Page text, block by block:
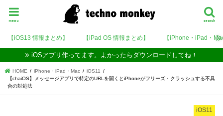
search
menu
【iOS13 情報まとめ】 【iPad OS 情報まとめ】 【iPhone・iPad・
iOSアプリ作ってます。よかったらダウンロードしてね！
HOME iPhone・iPad・Mac
iOS11
【chaiOS】メッセージアプリで特定のURLを開くとiPhoneがフリーズ・クラッシュする不具
合の対処法
iOS11